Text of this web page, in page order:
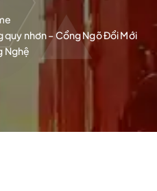
nhơn – Cổng Ngõ Đổi Mới
Nghệ